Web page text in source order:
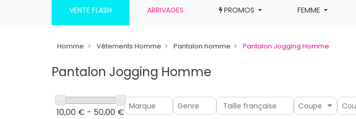
VENTE FLASH ARRIVAGES PROMOS FEMME
Homme Vêtements Homme Pantalon homme Pantalon Jogging Homme
Pantalon Jogging Homme
10,00 € - 50,00 €
Coupe